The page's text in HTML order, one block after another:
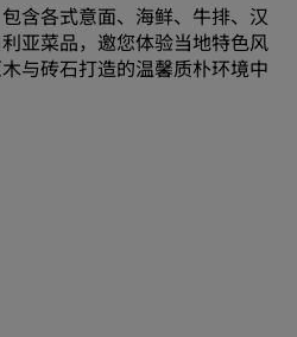
含各式意面、海鲜、牛排、汉
亚菜品，邀您体验当地特色风
与砖石打造的温馨质朴环境中